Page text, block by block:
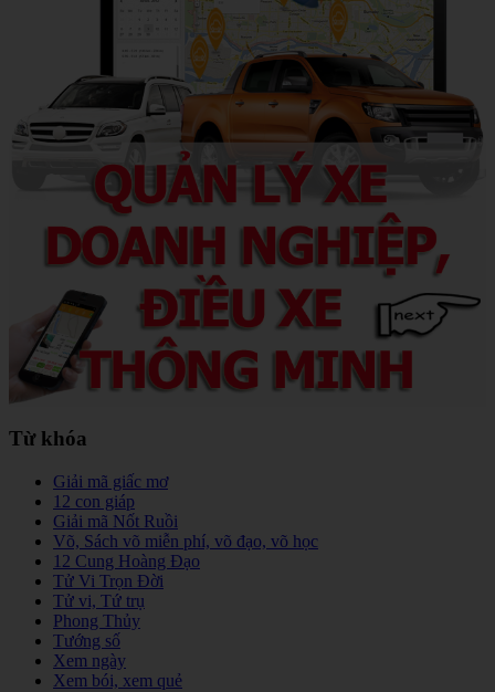
Từ khóa
Giải mã giấc mơ
12 con giáp
Giải mã Nốt Ruồi
Võ, Sách võ miễn phí, võ đạo, võ học
12 Cung Hoàng Đạo
Tử Vi Trọn Đời
Tử vi, Tứ trụ
Phong Thủy
Tướng số
Xem ngày
Xem bói, xem quẻ